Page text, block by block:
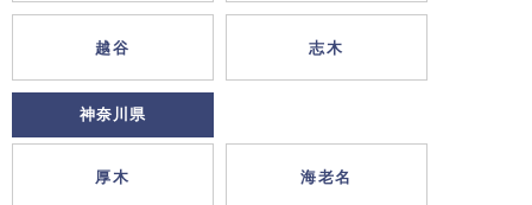
越谷 志木
神奈川県
厚木 海老名